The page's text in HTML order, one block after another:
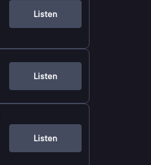
Listen
Listen
Listen